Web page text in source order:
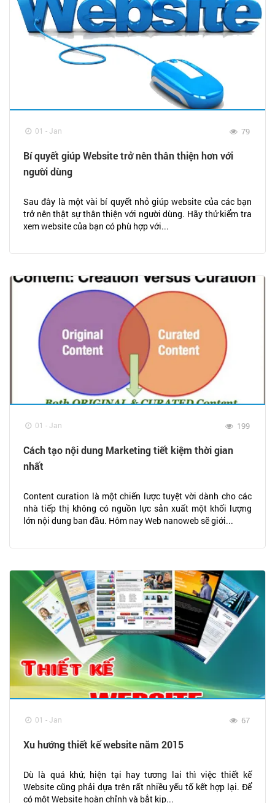
01 - Jan 79
Bí quyết giúp Website trở nên thân thiện hơn với
người dùng
Sau đây là một vài bí quyết nhỏ giúp website của các bạn
trở nên thật sự thân thiện với người dùng. Hãy thử kiểm tra
xem website của bạn có phù hợp với...
01 - Jan 199
Cách tạo nội dung Marketing tiết kiệm thời gian
nhất
Content curation là một chiến lược tuyệt vời dành cho các
nhà tiếp thị không có nguồn lực sản xuất một khối lượng
lớn nội dung ban đầu. Hôm nay Web nanoweb sẽ giới...
01 - Jan 67
Xu hướng thiết kế website năm 2015
Dù là quá khứ, hiện tại hay tương lai thì việc thiết kế
Website cũng phải dựa trên rất nhiều yếu tố kết hợp lại. Để
có một Website hoàn chỉnh và bắt kịp...